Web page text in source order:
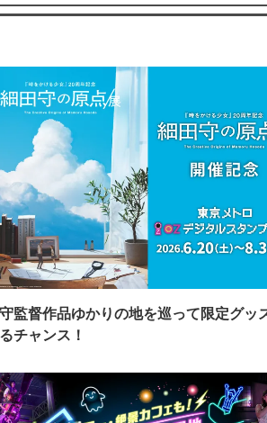
監督作品ゆかりの地を巡って限定グッ
チャンス！